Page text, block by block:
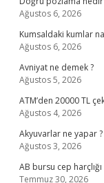
Ağustos 6, 2026
Kumsaldaki kumlar
Ağustos 6, 2026
Avniyat ne demek ?
Ağustos 5, 2026
ATM’den 20000 TL
Ağustos 4, 2026
Akyuvarlar ne yapar ?
Ağustos 3, 2026
AB bursu cep
Temmuz 30, 2026